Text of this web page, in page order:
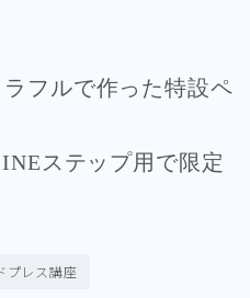
フルで作った特設ペ
ステップ用で限定
プレス講座